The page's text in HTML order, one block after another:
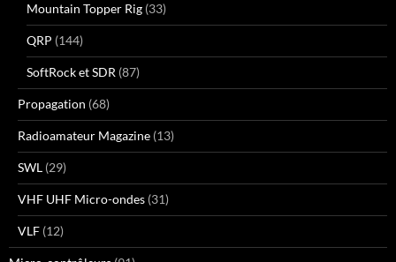
Mountain Topper Rig (33)
QRP (144)
SoftRock et SDR (87)
Propagation (68)
Radioamateur Magazine (13)
SWL (29)
VHF UHF Micro-ondes (31)
VLF (12)